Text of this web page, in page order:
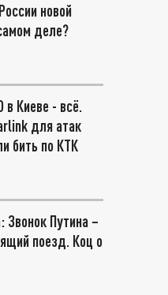
новой
деле?
в Киеве - всё.
для атак
бить по КТК
Звонок Путина –
поезд. Коц о